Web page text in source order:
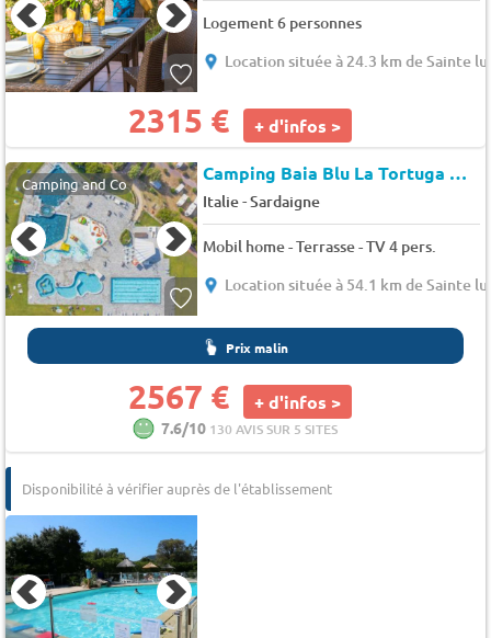
Logement 6 personnes
Location située à 24.3 km de Sainte
2315 € + d'infos >
Camping and Co Camping Baia Blu La Tortuga
Italie-Sardaigne
Mobil home - Terrasse - TV 4 pers.
Location située à 54.1 km de Sainte
Prix malin
2567 € + d'infos >
7.6/10 130 AVIS SUR 5 SITES
Disponibilité à vérifier auprès de l'établissement